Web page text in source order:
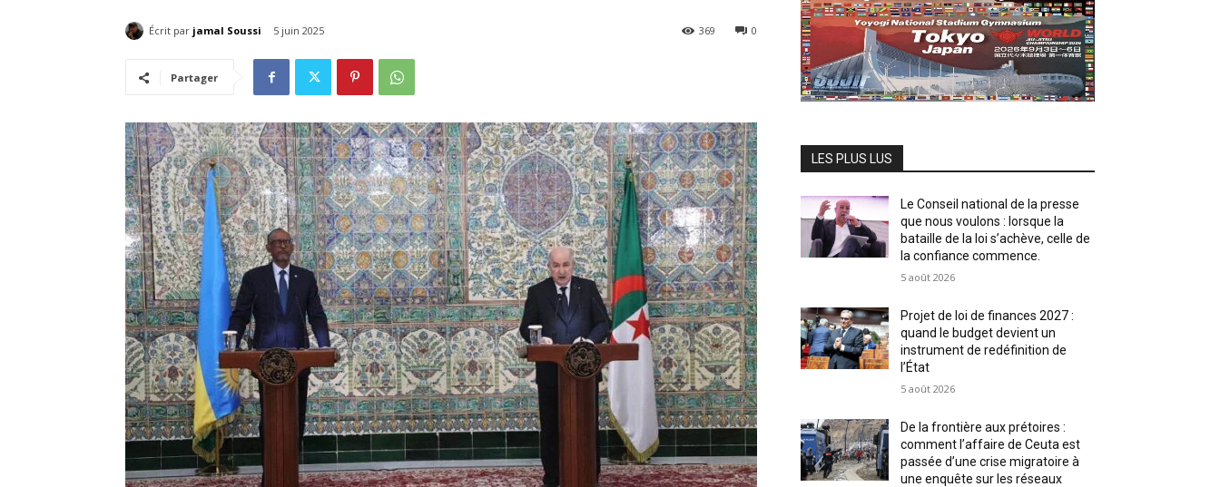
Écrit par jamal Soussi 5 juin 2025 0
369
Partager
LES PLUS LUS
Le Conseil national de la presse
que nous voulons : lorsque la
bataille de la loi s’achève, celle de
la confiance commence.
5 août 2026
Projet de loi de finances 2027 :
quand le budget devient un
instrument de redéfinition de
l’État
5 août 2026
De la frontière aux prétoires :
comment l’affaire de Ceuta est
passée d’une crise migratoire à
une enquête sur les réseaux